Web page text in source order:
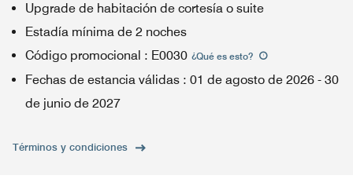
Upgrade de habitación de cortesía o suite
Estadía mínima de 2 noches
Código promocional : E0030 ¿Qué es esto?
Fechas de estancia válidas : 01 de agosto de 2026 - 30
de junio de 2027
Términos y condiciones